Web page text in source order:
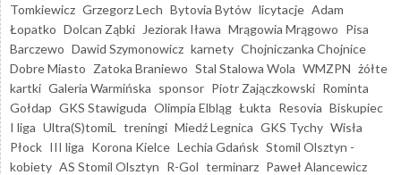
Tomkiewicz Grzegorz Lech Bytovia Bytów licytacje Adam
Łopatko Dolcan Ząbki Jeziorak Iława Mrągowia Mrągowo Pisa
Barczewo Dawid Szymonowicz karnety Chojniczanka Chojnice
Dobre Miasto Zatoka Braniewo Stal Stalowa Wola WMZPN żółte
kartki Galeria Warmińska sponsor Piotr Zajączkowski Rominta
Gołdap GKS Stawiguda Olimpia Elbląg Łukta Resovia Biskupiec
I liga Ultra(S)tomiL treningi Miedź Legnica GKS Tychy Wisła
Płock III liga Korona Kielce Lechia Gdańsk Stomil Olsztyn -
kobiety AS Stomil Olsztyn R-Gol terminarz Paweł Alancewicz